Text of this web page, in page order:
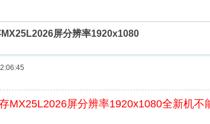
屏分辨率1920x1080
MX25L2026屏分辨率1920x1080全新机不